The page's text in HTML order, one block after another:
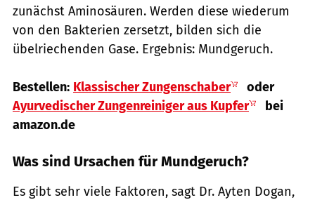
zunächst Aminosäuren. Werden diese wiederum
von den Bakterien zersetzt, bilden sich die
übelriechenden Gase. Ergebnis: Mundgeruch.
Bestellen: Klassischer Zungenschaber
oder
Ayurvedischer Zungenreiniger aus Kupfer
bei
amazon.de
Was sind Ursachen für Mundgeruch?
Es gibt sehr viele Faktoren, sagt Dr. Ayten Dogan,